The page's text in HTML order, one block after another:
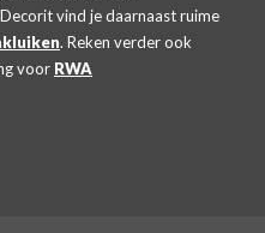
vind je daarnaast ruime
. Reken verder ook
voor RWA